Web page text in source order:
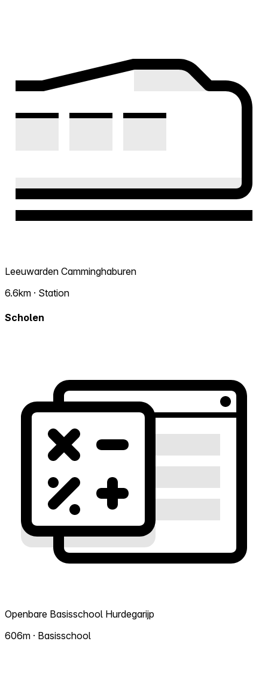
Leeuwarden Camminghaburen
6.6km · Station
Scholen
Openbare Basisschool Hurdegarijp
606m · Basisschool